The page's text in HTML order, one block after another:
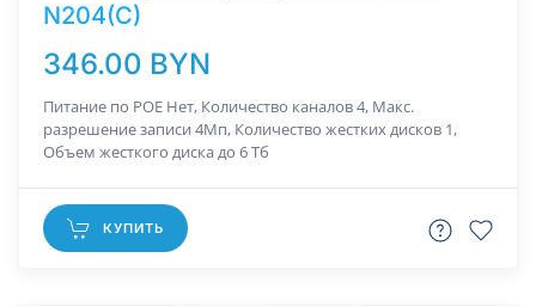
N204(C)
346.00 BYN
Питание по РОЕ Нет, Количество каналов 4, Макс.
разрешение записи 4Мп, Количество жестких дисков 1,
Объем жесткого диска до 6 Тб
КУПИТЬ